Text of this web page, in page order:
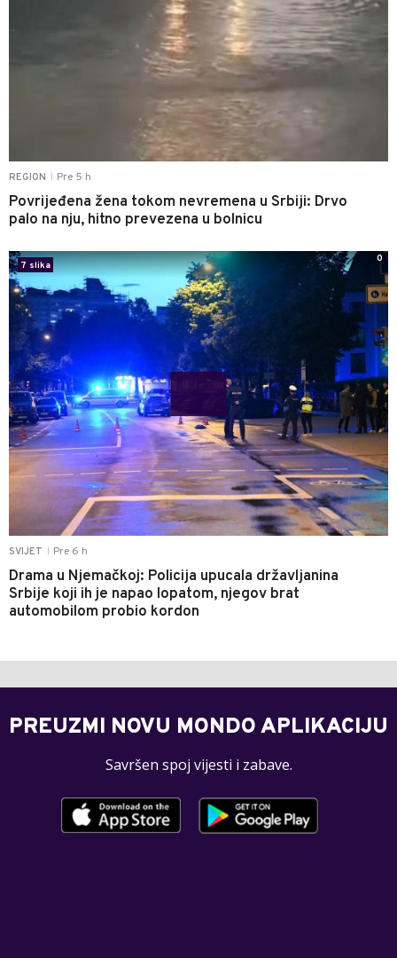
REGION Pre 5 h
Povrijeđena žena tokom nevremena u Srbiji: Drvo
palo na nju, hitno prevezena u bolnicu
SVIJET Pre 6 h
Drama u Njemačkoj: Policija upucala državljanina
Srbije koji ih je napao lopatom, njegov brat
automobilom probio kordon
7 slika
0
PREUZMI NOVU MONDO APLIKACIJU
Savršen spoj vijesti i zabave.